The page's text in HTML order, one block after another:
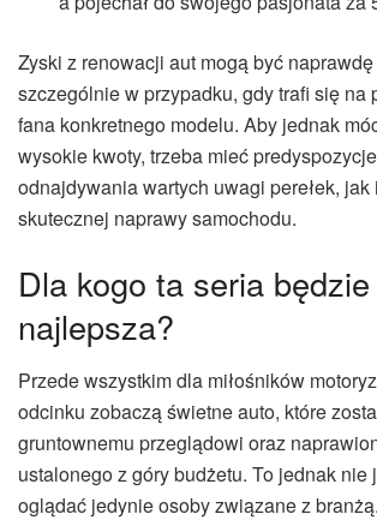
Zyski z renowacji aut mogą być
szczególnie w przypadku, gdy trafi się na
fana konkretnego modelu. Aby jednak
wysokie kwoty, trzeba mieć
odnajdywania wartych uwagi perełek,
skutecznej naprawy samochodu.
Dla kogo ta seria będzie
najlepsza?
Przede wszystkim dla miłośników
odcinku zobaczą świetne auto, które
gruntownemu przeglądowi oraz
ustalonego z góry budżetu. To jednak nie
oglądać jedynie osoby związane z